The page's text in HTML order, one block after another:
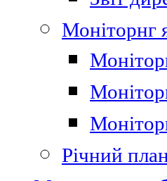
Моніторнг
Річний